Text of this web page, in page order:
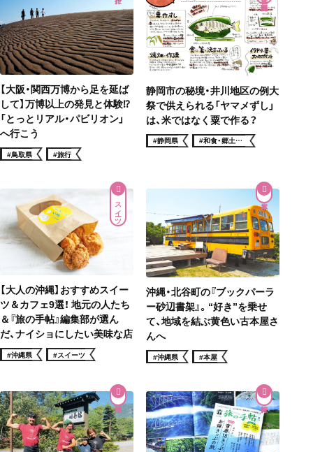
【大阪・関西万博から足を延ば
して】万博以上の発見と体験⁉
「とっとリアル・パビリオン」
へ行こう
#鳥取県 #旅行
静岡市の秘境・井川地区の例大
祭で供えられる「ヤマメずし」
は、米ではなく粟で作る？
#静岡県 #和食・郷土料
理
スイーツ
【大人の沖縄】おすすめスイー
ツ＆カフェ9選！ 地元の人たち
＆『旅の手帖』編集部が選ん
だ、ナイショにしたい美味な店
#沖縄県 #スイーツ
沖縄・北谷町の『ブックパーラ
ー砂辺書架』。“好き”を乗せ
て、地域を結ぶ黄色い古本屋さ
んへ
#沖縄県 #本屋